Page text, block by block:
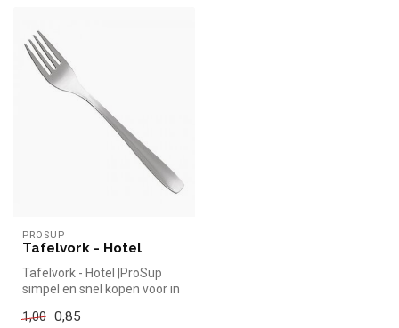
PROSUP
Tafelvork - Hotel
Tafelvork - Hotel |ProSup
simpel en snel kopen voor in
1,00 0,85